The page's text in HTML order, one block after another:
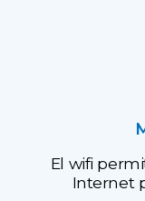
El wifi
Internet